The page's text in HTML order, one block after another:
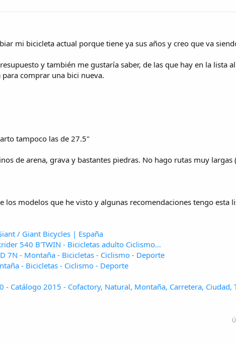
mi bicicleta actual porque tiene ya sus años y creo que va
y también me gustaría saber, de las que hay en la lista
comprar una bici nueva.
tampoco las de 27.5"
de arena, grava y bastantes piedras. No hago rutas muy
los modelos que he visto y algunas recomendaciones tengo esta
/ Giant Bicycles | España
540 B'TWIN - Bicicletas adulto Ciclismo...
7N - Montaña - Bicicletas - Ciclismo - Deporte
- Bicicletas - Ciclismo - Deporte
- Catálogo 2015 - Cofactory, Natural, Montaña, Carretera, Ciudad,